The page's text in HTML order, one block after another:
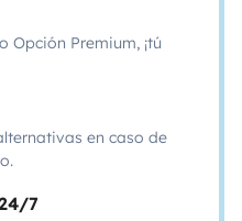
Opción Premium, ¡tú
en caso de
7